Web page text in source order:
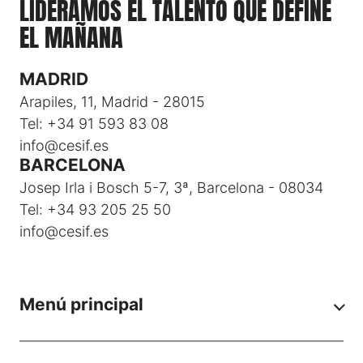
LIDERAMOS EL TALENTO QUE DEFINE
EL MAÑANA
MADRID
Arapiles, 11, Madrid - 28015
Tel: +34 91 593 83 08
info@cesif.es
BARCELONA
Josep Irla i Bosch 5-7, 3ª, Barcelona - 08034
Tel: +34 93 205 25 50
info@cesif.es
Menú principal